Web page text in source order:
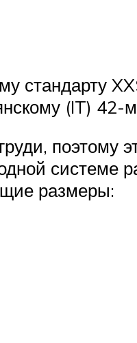
стандарту
(IT) 42-
поэтому
системе
размеры: